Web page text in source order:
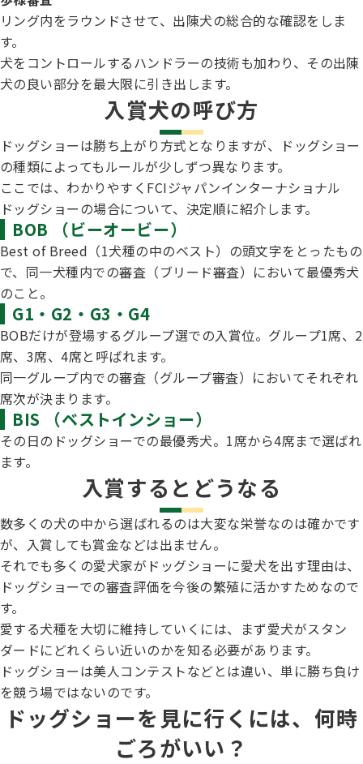
リング内をラウンドさせて、出陳犬の総合的な確認をしま
す。
犬をコントロールするハンドラーの技術も加わり、その出陳
犬の良い部分を最大限に引き出します。
入賞犬の呼び方
ドッグショーは勝ち上がり方式となりますが、ドッグショー
の種類によってもルールが少しずつ異なります。
ここでは、わかりやすくFCIジャパンインターナショナル
ドッグショーの場合について、決定順に紹介します。
BOB （ビーオービー）
Best of Breed（1犬種の中のベスト）の頭文字をとったもの
で、同一犬種内での審査（ブリード審査）において最優秀犬
のこと。
G1・G2・G3・G4
BOBだけが登場するグループ選での入賞位。グループ1席、2
席、3席、4席と呼ばれます。
同一グループ内での審査（グループ審査）においてそれぞれ
席次が決まります。
BIS （ベストインショー）
その日のドッグショーでの最優秀犬。1席から4席まで選ばれ
ます。
入賞するとどうなる
数多くの犬の中から選ばれるのは大変な栄誉なのは確かです
が、入賞しても賞金などは出ません。
それでも多くの愛犬家がドッグショーに愛犬を出す理由は、
ドッグショーでの審査評価を今後の繁殖に活かすためなので
す。
愛する犬種を大切に維持していくには、まず愛犬がスタン
ダードにどれくらい近いのかを知る必要があります。
ドッグショーは美人コンテストなどとは違い、単に勝ち負け
を競う場ではないのです。
ドッグショーを見に行くには、何時
ごろがいい？